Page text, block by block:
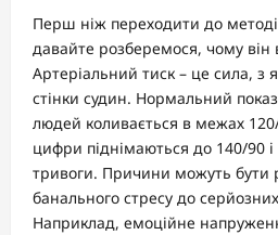
Перш ніж переходити до
давайте розберемося, чому він
Артеріальний тиск – це сила, з
стінки судин. Нормальний
людей коливається в межах
цифри піднімаються до 140/90
тривоги. Причини можуть бути
банального стресу до
Наприклад, емоційне